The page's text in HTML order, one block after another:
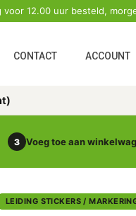
voor 12.00 uur besteld,
CONTACT ACCOUNT
3 Voeg toe aan
LEIDING STICKERS /